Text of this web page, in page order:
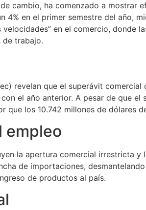
cambio, ha comenzado a mostrar
en el primer semestre del año,
en el comercio, donde
de trabajo.
revelan que el superávit
el año anterior. A pesar de que
que los 10.742 millones de dólares
empleo
la apertura comercial irrestricta y
de importaciones,
de productos al país.